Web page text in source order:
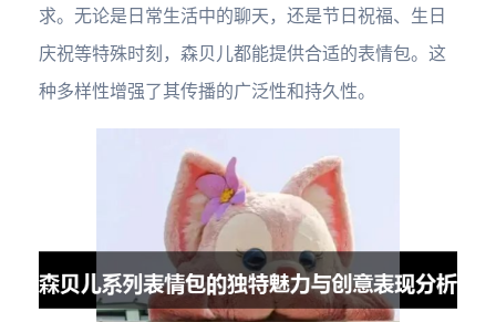
求。无论是日常生活中的聊天，还是节日祝福、生日
庆祝等特殊时刻，森贝儿都能提供合适的表情包。这
种多样性增强了其传播的广泛性和持久性。